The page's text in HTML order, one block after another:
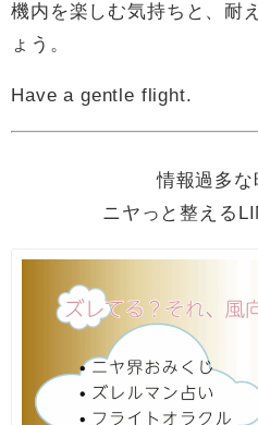
機内を楽しむ気持ちと、耐
ょう。
Have a gentle flight.
情報過多な
ニヤっと整える